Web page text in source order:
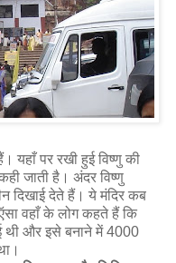
यहाँ पर रखी हुई विष्णु की
जाती है। अंदर विष्णु
दिखाई देते हैं। ये मंदिर कब
वहाँ के लोग कहते हैं कि
थी और इसे बनाने में 4000